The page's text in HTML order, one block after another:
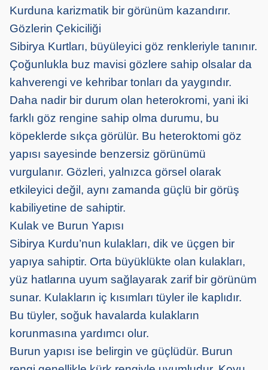
Kurduna karizmatik bir görünüm kazandırır.
Gözlerin Çekiciliği
Sibirya Kurtları, büyüleyici göz renkleriyle tanınır.
Çoğunlukla buz mavisi gözlere sahip olsalar da
kahverengi ve kehribar tonları da yaygındır.
Daha nadir bir durum olan heterokromi, yani iki
farklı göz rengine sahip olma durumu, bu
köpeklerde sıkça görülür. Bu heteroktomi göz
yapısı sayesinde benzersiz görünümü
vurgulanır. Gözleri, yalnızca görsel olarak
etkileyici değil, aynı zamanda güçlü bir görüş
kabiliyetine de sahiptir.
Kulak ve Burun Yapısı
Sibirya Kurdu’nun kulakları, dik ve üçgen bir
yapıya sahiptir. Orta büyüklükte olan kulakları,
yüz hatlarına uyum sağlayarak zarif bir görünüm
sunar. Kulakların iç kısımları tüyler ile kaplıdır.
Bu tüyler, soğuk havalarda kulakların
korunmasına yardımcı olur.
Burun yapısı ise belirgin ve güçlüdür. Burun